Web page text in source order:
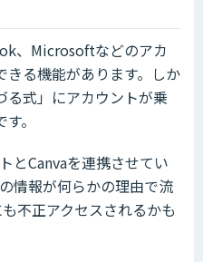
、Microsoftなどのアカ
きる機能があります。しか
る式」にアカウントが乗
。
とCanvaを連携させてい
情報が何らかの理由で流
不正アクセスされるかも